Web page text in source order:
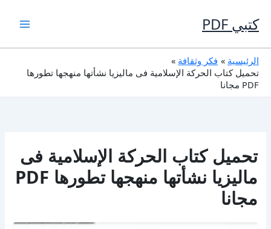
إلى
المحتوى
كتبي PDF
الرئيسية
فكر وثقافة
تحميل كتاب الحركة الإسلامية فى ماليزيا نشأتها منهجها تطورها
PDF مجانا
تحميل كتاب الحركة الإسلامية فى
ماليزيا نشأتها منهجها تطورها PDF
مجانا